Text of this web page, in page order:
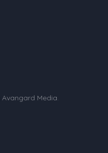
Avangard Media.